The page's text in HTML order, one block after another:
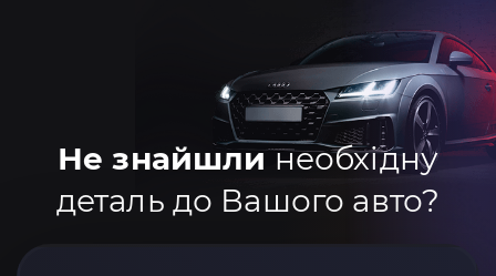
Не знайшлинеобхідну
деталь до Вашого авто?